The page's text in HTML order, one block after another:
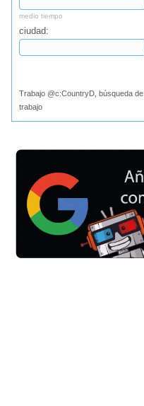
medio tiempo
ciudad:
Trabajo @c:CountryD, búsqueda de
trabajo